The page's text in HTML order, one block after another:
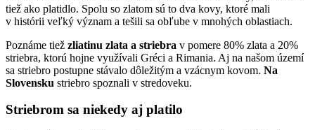
tiež ako platidlo. Spolu so zlatom sú to dva kovy, ktoré mali
v histórii veľký význam a tešili sa obľube v mnohých oblastiach.
Poznáme tiež zliatinu zlata a striebra v pomere 80% zlata a 20%
striebra, ktorú hojne využívali Gréci a Rimania. Aj na našom území
sa striebro postupne stávalo dôležitým a vzácnym kovom. Na
Slovensku striebro spoznali v stredoveku.
Striebrom sa niekedy aj platilo